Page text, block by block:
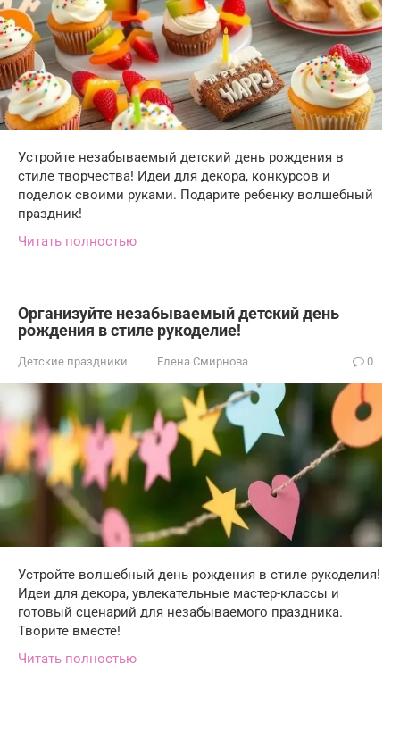
Устройте незабываемый детский день рождения в
стиле творчества! Идеи для декора, конкурсов и
поделок своими руками. Подарите ребенку волшебный
праздник!
Читать полностью
Организуйте незабываемый детский день
рождения в стиле рукоделие!
Детские праздники Елена Смирнова 0
Устройте волшебный день рождения в стиле рукоделия!
Идеи для декора, увлекательные мастер-классы и
готовый сценарий для незабываемого праздника.
Творите вместе!
Читать полностью